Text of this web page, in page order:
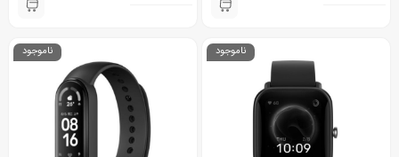
ناموجود ناموجود